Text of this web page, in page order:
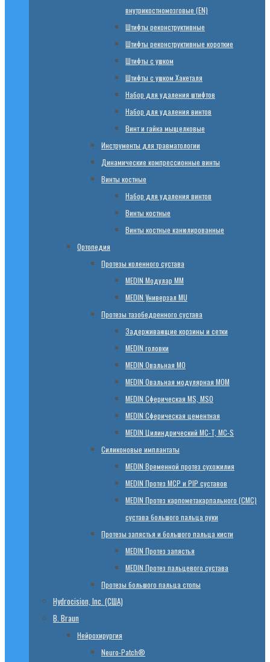
внутрикостномозговые (EN)
Штифты реконструктивные
Штифты реконструктивные короткие
Штифты с ушком
Штифты с ушком Хакеталя
Набор для удаления штифтов
Набор для удаления винтов
Винт и гайка мыщелковые
Инструменты для травматологии
Динамические компрессионные винты
Винты костные
Набор для удаления винтов
Винты костные
Винты костные канюлированные
Ортопедия
Протезы коленного сустава
МЕDIN Модулар ММ
МЕDIN Универзал MU
Протезы тазобедренного сустава
Задерживающие корзины и сетки
МЕDIN головки
МЕDIN Овальная MО
МЕDIN Овальная модулярная MOM
МЕDIN Сферическая MS, MSO
МЕDIN Сферическая цементная
МЕDIN Цилиндрический MC-T, MC-S
Силиконовые имплантаты
МЕDIN Временной протез сухожилия
МЕDIN Протез MCP и PIP суставов
МЕDIN Протез карпометакарпального (СМС)
сустава большого пальца руки
Протезы запястья и большого пальца кисти
МЕDIN Протез запястья
МЕDIN Протез пальцевого сустава
Протезы большого пальца стопы
Hydrocision, Inc. (США)
B. Braun
Нейрохирургия
Neuro-Patch®